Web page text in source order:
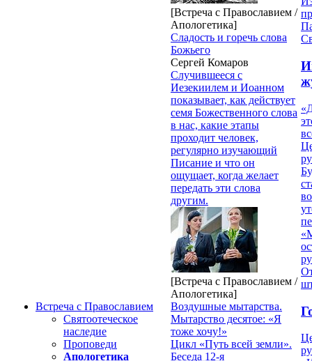
Встреча с Православием
Святоотеческое
наследие
Проповеди
Апологетика
[Встреча с Православием /
Апологетика]
Сладость и горечь слова
Божьего
Сергей Комаров
Случившееся с
Иезекиилем и Иоанном
показывает, как действует
семя Божественного слова
в нас, какие этапы
проходит человек,
регулярно изучающий
Писание и что он
ощущает, когда желает
передать эти слова
другим.
[Встреча с Православием /
Апологетика]
Воздушные мытарства.
Мытарство десятое: «Я
тоже хочу!»
Цикл «Путь всей земли».
Беседа 12-я